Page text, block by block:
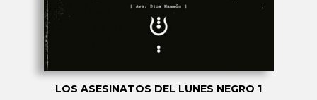
LOS ASESINATOS DEL LUNES NEGRO 1